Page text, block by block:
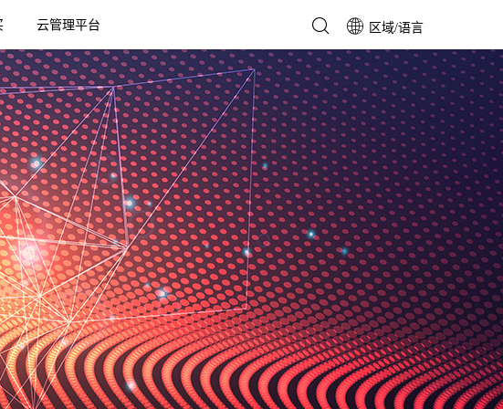
区域/语言
云管理平台